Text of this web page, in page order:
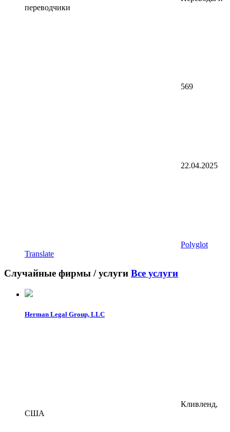
переводчики
569
22.04.2025
Polyglot
Translate
Случайные фирмы / услуги Все услуги
Herman Legal Group, LLC
Кливленд,
США